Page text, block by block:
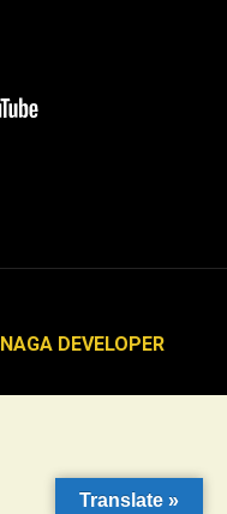
NAGA DEVELOPER
Translate »